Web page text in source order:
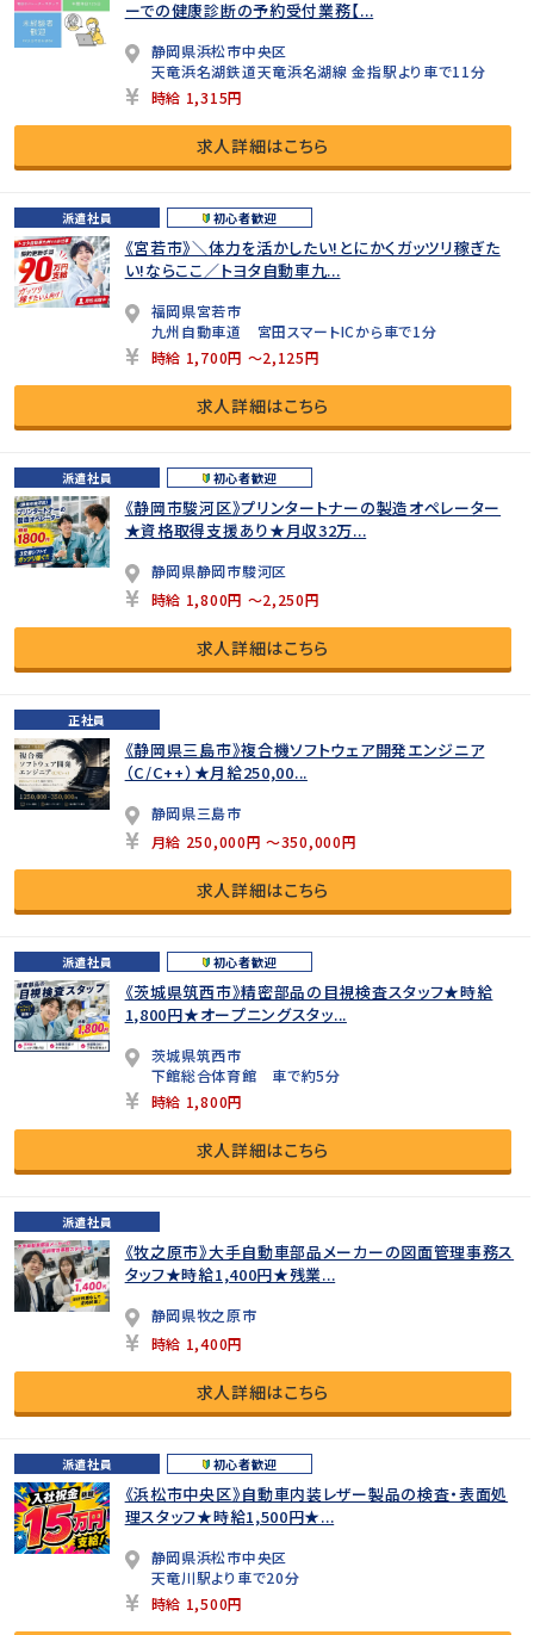
ーでの健康診断の予約受付業務【...
静岡県浜松市中央区
天竜浜名湖鉄道天竜浜名湖線 金指駅より車で11分
時給 1,315円
求人詳細はこちら
派遣社員 初心者歓迎
《宮若市》＼体力を活かしたい!とにかくガッツリ稼ぎた
い!ならここ／トヨタ自動車九...
福岡県宮若市
九州自動車道 宮田スマートICから車で1分
時給 1,700円 ～2,125円
求人詳細はこちら
派遣社員 初心者歓迎
《静岡市駿河区》プリンタートナーの製造オペレーター
★資格取得支援あり★月収32万...
静岡県静岡市駿河区
時給 1,800円 ～2,250円
求人詳細はこちら
正社員
《静岡県三島市》複合機ソフトウェア開発エンジニア
（C/C++）★月給250,00...
静岡県三島市
月給 250,000円 ～350,000円
求人詳細はこちら
派遣社員 初心者歓迎
《茨城県筑西市》精密部品の目視検査スタッフ★時給
1,800円★オープニングスタッ...
茨城県筑西市
下館総合体育館 車で約5分
時給 1,800円
求人詳細はこちら
派遣社員
《牧之原市》大手自動車部品メーカーの図面管理事務ス
タッフ★時給1,400円★残業...
静岡県牧之原市
時給 1,400円
求人詳細はこちら
派遣社員 初心者歓迎
《浜松市中央区》自動車内装レザー製品の検査・表面処
理スタッフ★時給1,500円★...
静岡県浜松市中央区
天竜川駅より車で20分
時給 1,500円